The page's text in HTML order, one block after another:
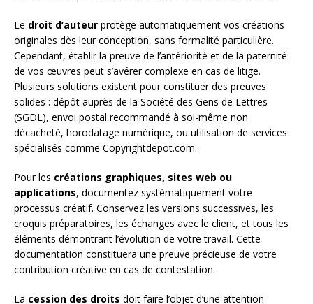
Le droit d’auteur protège automatiquement vos créations
originales dès leur conception, sans formalité particulière.
Cependant, établir la preuve de l’antériorité et de la paternité
de vos œuvres peut s’avérer complexe en cas de litige.
Plusieurs solutions existent pour constituer des preuves
solides : dépôt auprès de la Société des Gens de Lettres
(SGDL), envoi postal recommandé à soi-même non
décacheté, horodatage numérique, ou utilisation de services
spécialisés comme Copyrightdepot.com.
Pour les créations graphiques, sites web ou
applications, documentez systématiquement votre
processus créatif. Conservez les versions successives, les
croquis préparatoires, les échanges avec le client, et tous les
éléments démontrant l’évolution de votre travail. Cette
documentation constituera une preuve précieuse de votre
contribution créative en cas de contestation.
La cession des droits doit faire l’objet d’une attention